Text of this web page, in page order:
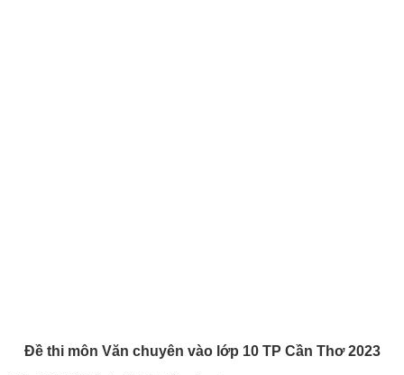
Đề thi môn Văn chuyên vào lớp 10 TP Cần Thơ 2023